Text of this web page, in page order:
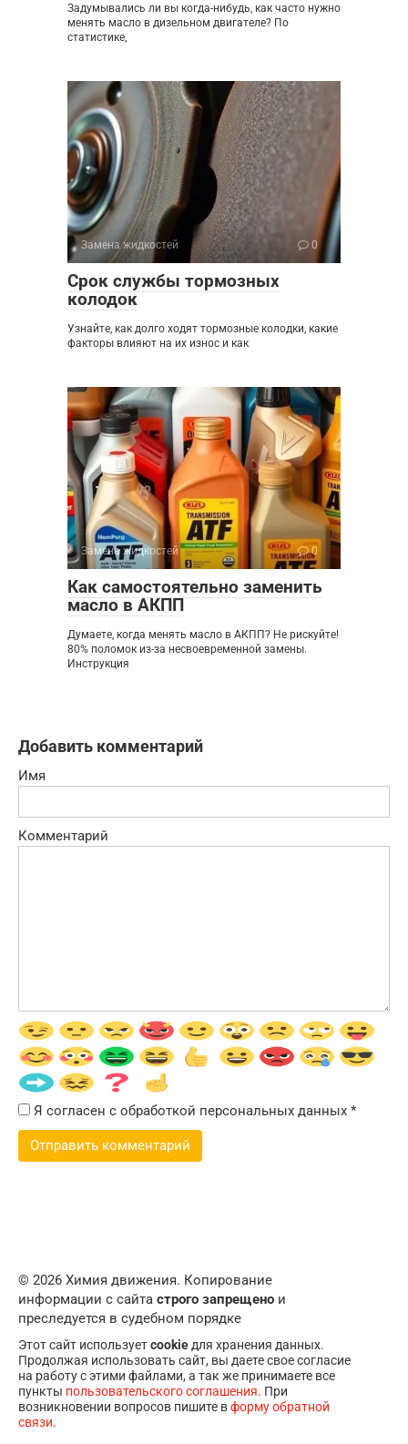
Задумывались ли вы когда-нибудь, как часто нужно
менять масло в дизельном двигателе? По
статистике,
Замена жидкостей 0
Срок службы тормозных
колодок
Узнайте, как долго ходят тормозные колодки, какие
факторы влияют на их износ и как
Замена жидкостей 0
Как самостоятельно заменить
масло в АКПП
Думаете, когда менять масло в АКПП? Не рискуйте!
80% поломок из-за несвоевременной замены.
Инструкция
Добавить комментарий
Имя
Комментарий
Я согласен с обработкой персональных данных *
© 2026 Химия движения. Копирование
информации с сайта строго запрещено и
преследуется в судебном порядке
Этот сайт используетcookieдля хранения данных.
Продолжая использовать сайт, вы даете свое согласие
на работу с этими файлами, а так же принимаете все
пункты пользовательского соглашения. При
возникновении вопросов пишите вформу обратной
связи.